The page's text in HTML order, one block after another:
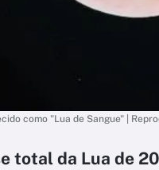
como "Lua de Sangue" |
total da Lua de